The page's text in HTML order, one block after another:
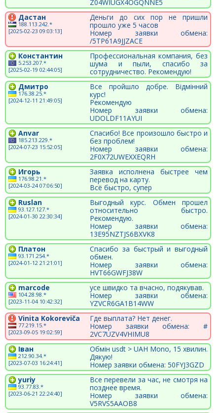
Z04WIUGX4OGQNNE5
Дастан
188.113.242.*
[2025-02-23 09:03:13]
Деньги до сих пор не пришли
прошло уже 5 часов
Номер заявки обмена:
/5TP61A9JJZACE
Константин
5.253.207.*
[2025-02-19 02:44:05]
Профессиональная компания, без
шума и пыли, спасибо за
сотрудничество. Рекомендую!
Дмитро
176.38.25.*
[2024-12-11 21:49:05]
Все пройшло добре. Відмінний
курс!
Рекомендую
Номер заявки обмена:
UDOLDF11AYUI
Anvar
185.213.229.*
[2024-07-23 15:52:05]
Спасибо! Все произошло быстро и
без проблем!
Номер заявки обмена:
2F0X72UWEXXEQRH
Игорь
176.98.21.*
[2024-03-24 07:06:50]
Заявка исполнена быстрее чем
перевод на карту.
Всё быстро, супер
Ruslan
93.127.127.*
[2024-01-30 22:30:34]
Выгодный курс. Обмен прошел
относительно быстро.
Рекомендую.
Номер заявки обмена:
13E95NZTJS6BXVK8
Платон
93.171.254.*
[2024-01-12 21:21:01]
Спасибо за быстрый и выгодный
обмен.
Номер заявки обмена:
HVT66GWFJ38W
marcode
104.28.98.*
[2023-11-04 10:42:32]
усе швидко та вчасно, подякував.
Номер заявки обмена:
YZVCR6GA1B14WW
Vinita Kokoreviča
77.219.15.*
[2023-09-05 19:02:59]
Где выплата? Нет денег.
Номер заявки обмена: #
2VC7UZV4VHIMU8
Іван
212.90.34.*
[2023-07-03 16:24:41]
Обмін usdt > UAH Mono, 15 хвилин.
Дякую!
Номер заявки обмена: 50FYJ3GZD
yuriy
93.77.83.*
[2023-06-21 22:24:40]
Все перевели за час, не смотря на
позднее время.
Номер заявки обмена:
V5RVS5AAOB8